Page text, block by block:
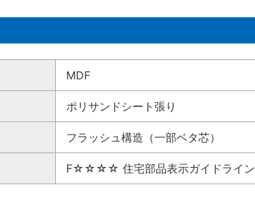
MDF
ポリサンドシート張り
フラッシュ構造（一部ベタ芯）
F☆☆☆☆ 住宅部品表示ガイドライン